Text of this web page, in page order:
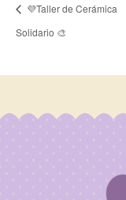
💜Taller de Cerámica
Solidario 🎨